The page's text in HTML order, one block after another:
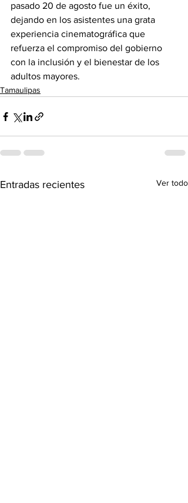
pasado 20 de agosto fue un éxito,
dejando en los asistentes una grata
experiencia cinematográfica que
refuerza el compromiso del gobierno
con la inclusión y el bienestar de los
adultos mayores.
Tamaulipas
Entradas recientes Ver todo